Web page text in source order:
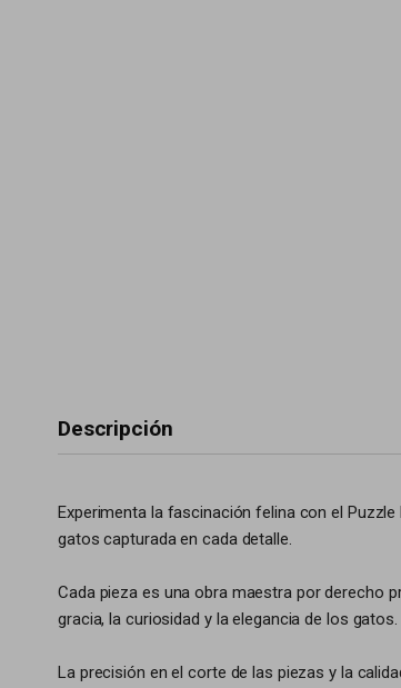
Descripción
Experimenta la fascinación felina con el
gatos capturada en cada detalle.
Cada pieza es una obra maestra por derecho
gracia, la curiosidad y la elegancia de los gatos.
La precisión en el corte de las piezas y la